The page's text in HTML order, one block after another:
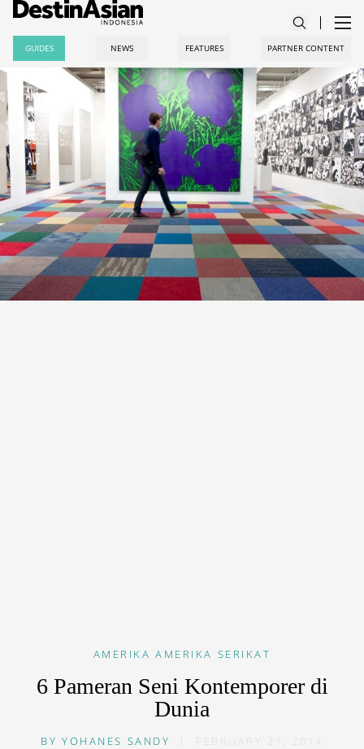
GUIDES NEWS FEATURES PARTNER CONTENT
AMERIKA AMERIKA SERIKAT
6 Pameran Seni Kontemporer di
Dunia
BYYOHANES SANDY FEBRUARY 21, 2014